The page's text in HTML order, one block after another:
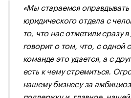
«Мы стараемся оправдывать
юридического отдела с
то, что нас отметили сразу
говорит о том, что, с одной
команде это удается, а с
есть к чему стремиться.
нашему бизнесу за